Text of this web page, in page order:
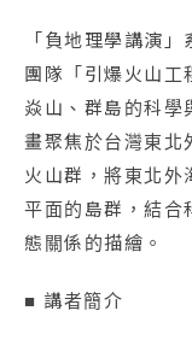
「負地理學講演
團隊「引爆火山工
焱山、群島的科學
畫聚焦於台灣東北
火山群，將東北
平面的島群，結合
態關係的描繪。
■ 講者簡介